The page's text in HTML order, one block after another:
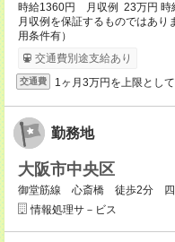
時給1360円 月収例 23万円 時
月収例を保証するものではあ
用条件有）
交通費別途支給あり
交通費 1ヶ月3万円を上限とし
勤務地
大阪市中央区
御堂筋線 心斎橋 徒歩2分
情報処理サ－ビス